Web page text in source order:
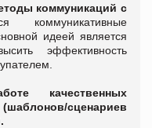
коммуникаций с
коммуникативные
идеей является
эффективность
качественных
сценариев